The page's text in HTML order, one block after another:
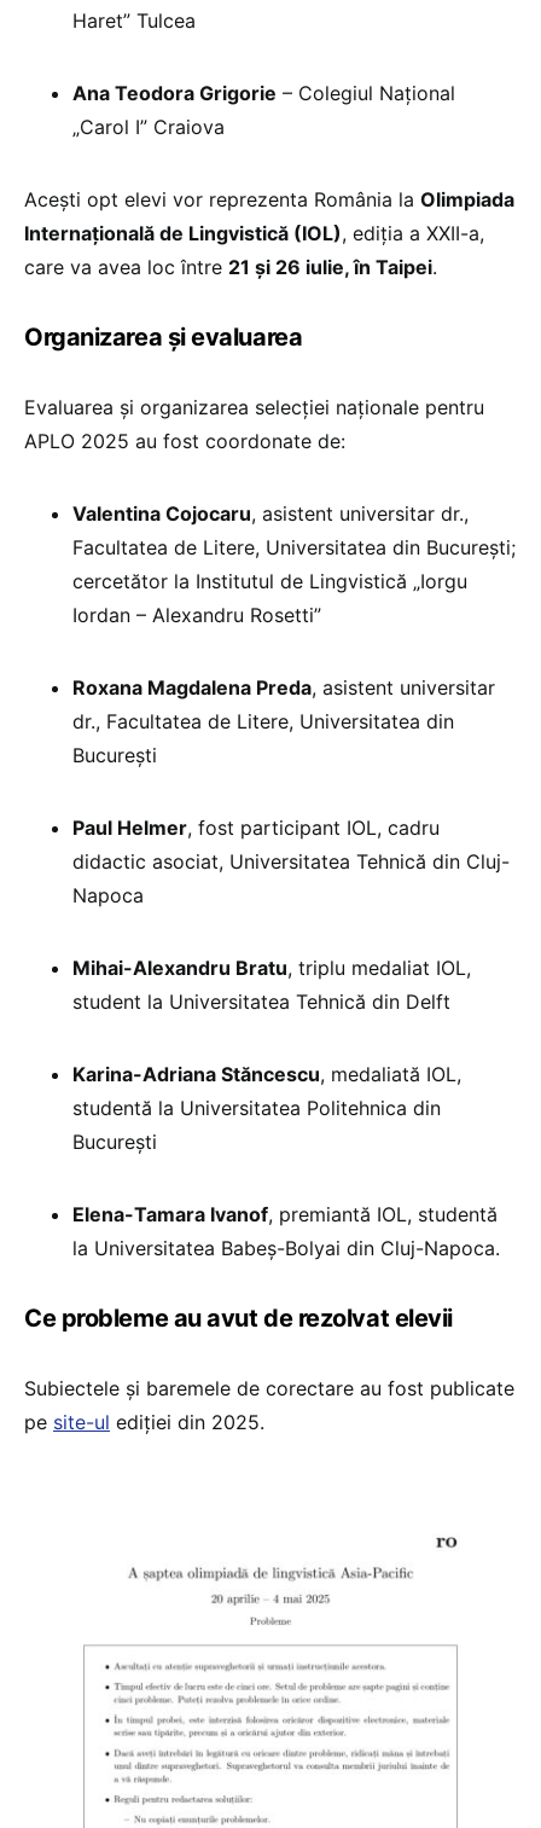
Haret” Tulcea
Ana Teodora Grigorie – Colegiul Național
„Carol I” Craiova
Acești opt elevi vor reprezenta România la Olimpiada
Internațională de Lingvistică (IOL), ediția a XXII-a,
care va avea loc între 21 și 26 iulie, în Taipei.
Organizarea și evaluarea
Evaluarea și organizarea selecției naționale pentru
APLO 2025 au fost coordonate de:
Valentina Cojocaru, asistent universitar dr.,
Facultatea de Litere, Universitatea din București;
cercetător la Institutul de Lingvistică „Iorgu
Iordan – Alexandru Rosetti”
Roxana Magdalena Preda, asistent universitar
dr., Facultatea de Litere, Universitatea din
București
Paul Helmer, fost participant IOL, cadru
didactic asociat, Universitatea Tehnică din Cluj-
Napoca
Mihai-Alexandru Bratu, triplu medaliat IOL,
student la Universitatea Tehnică din Delft
Karina-Adriana Stăncescu, medaliată IOL,
studentă la Universitatea Politehnica din
București
Elena-Tamara Ivanof, premiantă IOL, studentă
la Universitatea Babeș-Bolyai din Cluj-Napoca.
Ce probleme au avut de rezolvat elevii
Subiectele și baremele de corectare au fost publicate
pe site-ul ediției din 2025.